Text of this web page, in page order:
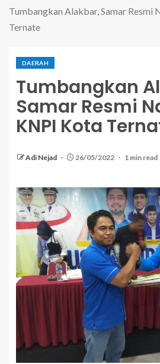
Tumbangkan Alakbar, Samar Resmi
Ternate
DAERAH
Tumbangkan
Samar Resmi
KNPI Kota
Adi Nejad 26/05/2022 1 min read